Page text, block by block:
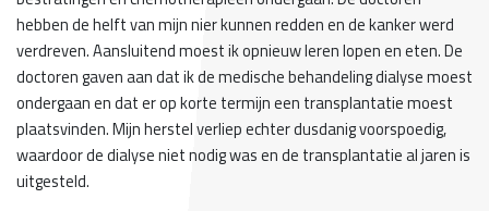
hebben de helft van mijn nier kunnen redden en de kanker werd
verdreven. Aansluitend moest ik opnieuw leren lopen en eten. De
doctoren gaven aan dat ik de medische behandeling dialyse moest
ondergaan en dat er op korte termijn een transplantatie moest
plaatsvinden. Mijn herstel verliep echter dusdanig voorspoedig,
waardoor de dialyse niet nodig was en de transplantatie al jaren is
uitgesteld.